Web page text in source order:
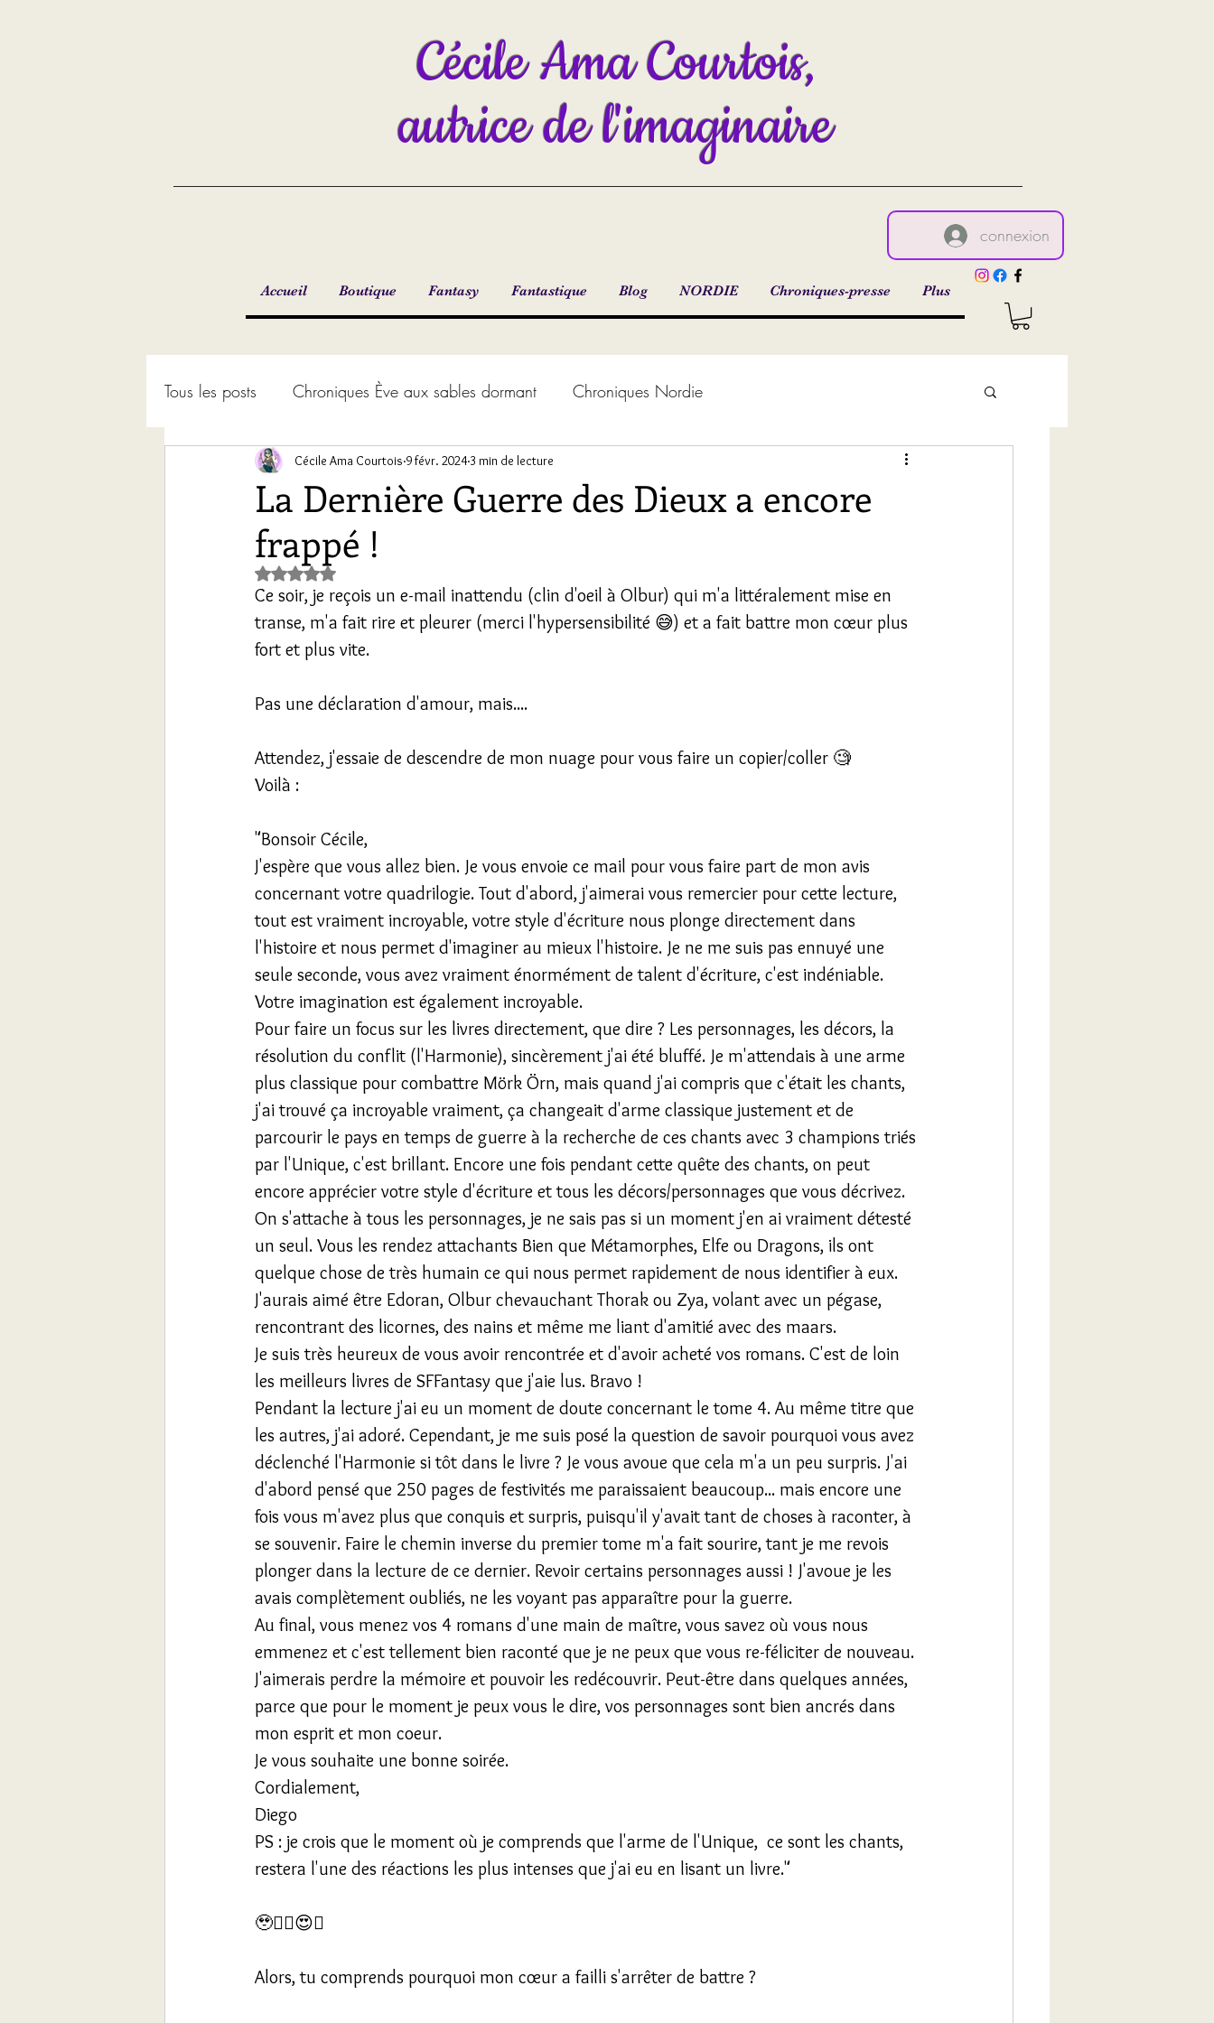
Cécile Ama Courtois,
autrice de l'imaginaire
connexion
Accueil Boutique Fantasy Fantastique Blog NORDIE Chroniques-presse Plus
Tous les posts Chroniques Ève aux sables dormant Chroniques Nordie
Chroniques conte des sept Chants
La Dernière Guerre des Dieux a encore
frappé !
Cécile Ama Courtois 9 févr. 2024 3 min de lecture
Noté NaN étoiles sur 5.
Ce soir, je reçois un e-mail inattendu (clin d'oeil à Olbur) qui m'a littéralement mise en
transe, m'a fait rire et pleurer (merci l'hypersensibilité 😅) et a fait battre mon cœur plus
fort et plus vite.
Pas une déclaration d'amour, mais....
Attendez, j'essaie de descendre de mon nuage pour vous faire un copier/coller 🧐
Voilà :
"Bonsoir Cécile,
J'espère que vous allez bien. Je vous envoie ce mail pour vous faire part de mon avis
concernant votre quadrilogie. Tout d'abord, j'aimerai vous remercier pour cette lecture,
tout est vraiment incroyable, votre style d'écriture nous plonge directement dans
l'histoire et nous permet d'imaginer au mieux l'histoire. Je ne me suis pas ennuyé une
seule seconde, vous avez vraiment énormément de talent d'écriture, c'est indéniable.
Votre imagination est également incroyable.
Pour faire un focus sur les livres directement, que dire ? Les personnages, les décors, la
résolution du conflit (l'Harmonie), sincèrement j'ai été bluffé. Je m'attendais à une arme
plus classique pour combattre Mörk Örn, mais quand j'ai compris que c'était les chants,
j'ai trouvé ça incroyable vraiment, ça changeait d'arme classique justement et de
parcourir le pays en temps de guerre à la recherche de ces chants avec 3 champions triés
par l'Unique, c'est brillant. Encore une fois pendant cette quête des chants, on peut
encore apprécier votre style d'écriture et tous les décors/personnages que vous décrivez.
On s'attache à tous les personnages, je ne sais pas si un moment j'en ai vraiment détesté
un seul. Vous les rendez attachants Bien que Métamorphes, Elfe ou Dragons, ils ont
quelque chose de très humain ce qui nous permet rapidement de nous identifier à eux.
J'aurais aimé être Edoran, Olbur chevauchant Thorak ou Zya, volant avec un pégase,
rencontrant des licornes, des nains et même me liant d'amitié avec des maars.
Je suis très heureux de vous avoir rencontrée et d'avoir acheté vos romans. C'est de loin
les meilleurs livres de SFFantasy que j'aie lus. Bravo !
Pendant la lecture j'ai eu un moment de doute concernant le tome 4. Au même titre que
les autres, j'ai adoré. Cependant, je me suis posé la question de savoir pourquoi vous avez
déclenché l'Harmonie si tôt dans le livre ? Je vous avoue que cela m'a un peu surpris. J'ai
d'abord pensé que 250 pages de festivités me paraissaient beaucoup... mais encore une
fois vous m'avez plus que conquis et surpris, puisqu'il y'avait tant de choses à raconter, à
se souvenir. Faire le chemin inverse du premier tome m'a fait sourire, tant je me revois
plonger dans la lecture de ce dernier. Revoir certains personnages aussi ! J'avoue je les
avais complètement oubliés, ne les voyant pas apparaître pour la guerre.
Au final, vous menez vos 4 romans d'une main de maître, vous savez où vous nous
emmenez et c'est tellement bien raconté que je ne peux que vous re-féliciter de nouveau.
J'aimerais perdre la mémoire et pouvoir les redécouvrir. Peut-être dans quelques années,
parce que pour le moment je peux vous le dire, vos personnages sont bien ancrés dans
mon esprit et mon coeur.
Je vous souhaite une bonne soirée.
Cordialement,
Diego
PS : je crois que le moment où je comprends que l'arme de l'Unique,  ce sont les chants,
restera l'une des réactions les plus intenses que j'ai eu en lisant un livre."
🥹😶‍🌫️😍🥰
Alors, tu comprends pourquoi mon cœur a failli s'arrêter de battre ?